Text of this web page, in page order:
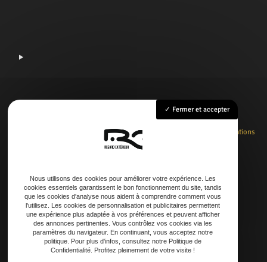
EntretienDépannage
Nos réalisations
Contact
Adresse
21 AVENUE DE LAOUADIE, 40600 Biscarrosse
Téléphone
Fermer et accepter
Nous utilisons des cookies pour améliorer votre expérience. Les
cookies essentiels garantissent le bon fonctionnement du site, tandis
que les cookies d'analyse nous aident à comprendre comment vous
l'utilisez. Les cookies de personnalisation et publicitaires permettent
une expérience plus adaptée à vos préférences et peuvent afficher
des annonces pertinentes. Vous contrôlez vos cookies via les
paramètres du navigateur. En continuant, vous acceptez notre
politique. Pour plus d'infos, consultez notre Politique de
Confidentialité. Profitez pleinement de votre visite !